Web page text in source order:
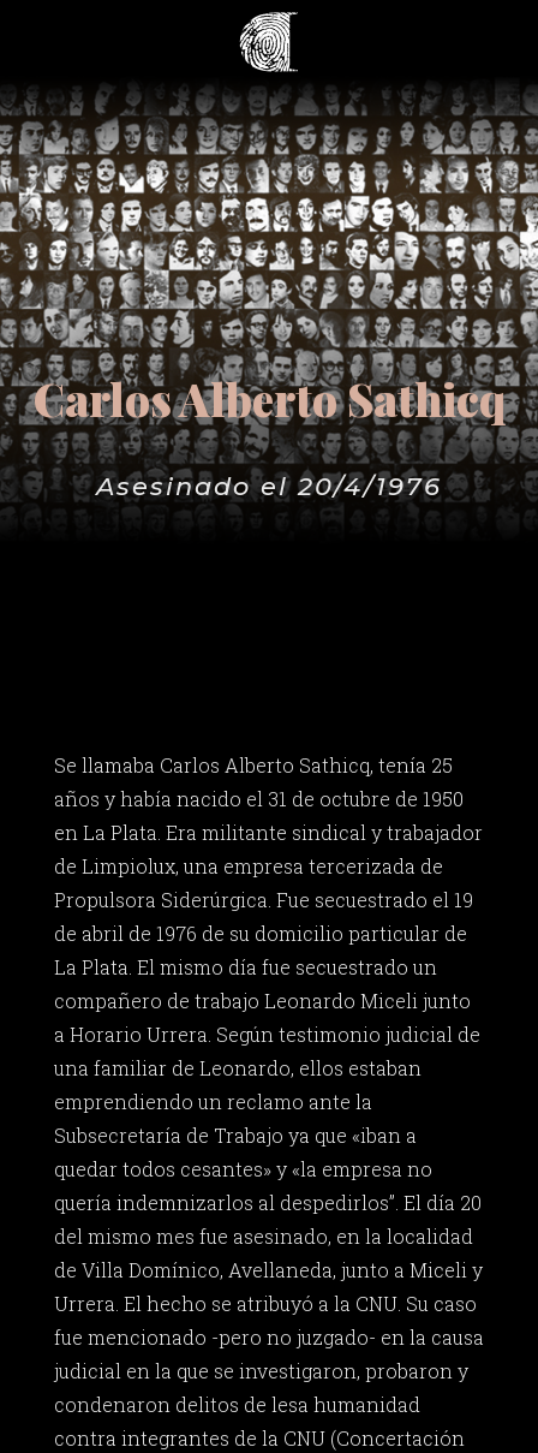
Carlos Alberto Sathicq
Asesinado el 20/4/1976
Se llamaba Carlos Alberto Sathicq, tenía 25
años y había nacido el 31 de octubre de 1950
en La Plata. Era militante sindical y trabajador
de Limpiolux, una empresa tercerizada de
Propulsora Siderúrgica. Fue secuestrado el 19
de abril de 1976 de su domicilio particular de
La Plata. El mismo día fue secuestrado un
compañero de trabajo Leonardo Miceli junto
a Horario Urrera. Según testimonio judicial de
una familiar de Leonardo, ellos estaban
emprendiendo un reclamo ante la
Subsecretaría de Trabajo ya que «iban a
quedar todos cesantes» y «la empresa no
quería indemnizarlos al despedirlos”. El día 20
del mismo mes fue asesinado, en la localidad
de Villa Domínico, Avellaneda, junto a Miceli y
Urrera. El hecho se atribuyó a la CNU. Su caso
fue mencionado -pero no juzgado- en la causa
judicial en la que se investigaron, probaron y
condenaron delitos de lesa humanidad
contra integrantes de la CNU (Concertación